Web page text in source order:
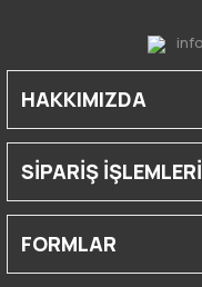
HAKKIMIZDA
SİPARİŞ İŞLEMLERİ
FORMLAR